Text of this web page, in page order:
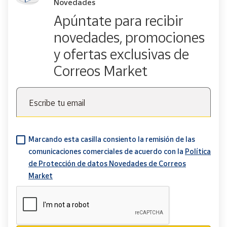
Novedades
Apúntate para recibir
novedades, promociones
y ofertas exclusivas de
Correos Market
Escribe tu email
Marcando esta casilla consiento la remisión de las
comunicaciones comerciales de acuerdo con la Política
de Protección de datos Novedades de Correos
Market